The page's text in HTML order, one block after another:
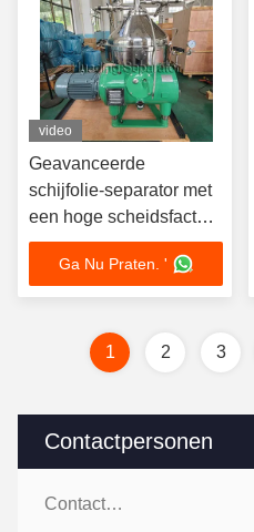
Contactpersonen
Contactpersonen:
video
Geavanceerde
schijfolie-separator met
een hoge scheidsfactor
voor het verwijderen van
zetmeel, slijm, eiwitten
en tandvlees
Ga Nu Praten. '
1 2 3